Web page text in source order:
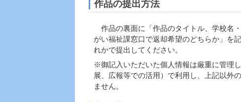
作品の提出方法
作品の裏面に「作品のタイトル、学校名
がい福祉課窓口で返却希望のどちらか」を
れかで提出してください。
※御記入いただいた個人情報は厳重に管理
展、広報等での活用）で利用し、上記以外
ません。